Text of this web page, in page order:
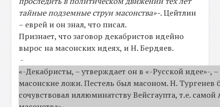
тайные подземные струи масонства»-. Цейтлин
– еврей и он знал, что писал.
Признает, что заговор декабристов идейно
вырос на масонских идеях, и Н. Бердяев.
-
«-Декабристы, – утверждает он в «-Русской идее»-,
масонские ложи. Пестель был масоном. Н.
сочувствовал иллюминатству Вейсгаупта, т.е.